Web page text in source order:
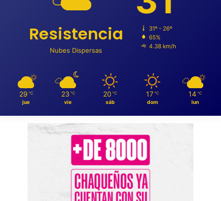
Resistencia
Nubes Dispersas
31º - 26º
65%
4.38 km/h
29 ℃
jue
23 ℃
vie
20 ℃
sáb
17 ℃
dom
14 ℃
lun